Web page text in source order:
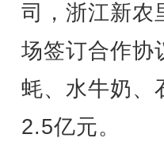
司，浙江新农
场签订合作协
蚝、水牛奶、
2.5亿元。